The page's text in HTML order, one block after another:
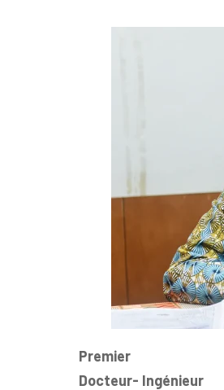
Premier
Docteur- Ingénieur